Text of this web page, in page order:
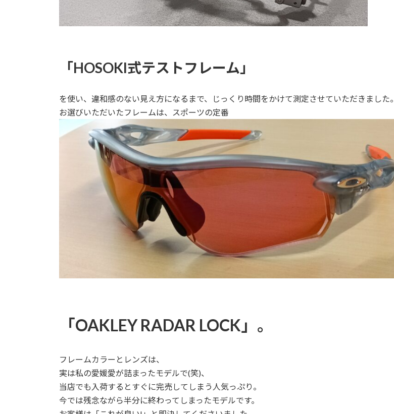
「HOSOKI式テストフレーム」
を使い、違和感のない見え方になるまで、じっくり時間をかけて測定させていただきました。
お選びいただいたフレームは、スポーツの定番
「OAKLEY RADAR LOCK」。
フレームカラーとレンズは、
実は私の愛媛愛が詰まったモデルで(笑)、
当店でも入荷するとすぐに完売してしまう人気っぷり。
今では残念ながら半分に終わってしまったモデルです。